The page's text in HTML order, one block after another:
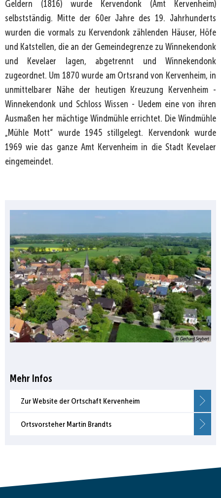
Geldern (1816) wurde Kervendonk (Amt Kervenheim)
selbstständig. Mitte der 60er Jahre des 19. Jahrhunderts
wurden die vormals zu Kervendonk zählenden Häuser, Höfe
und Katstellen, die an der Gemeindegrenze zu Winnekendonk
und Kevelaer lagen, abgetrennt und Winnekendonk
zugeordnet. Um 1870 wurde am Ortsrand von Kervenheim, in
unmittelbarer Nähe der heutigen Kreuzung Kervenheim -
Winnekendonk und Schloss Wissen - Uedem eine von ihren
Ausmaßen her mächtige Windmühle errichtet. Die Windmühle
„Mühle Mott“ wurde 1945 stillgelegt. Kervendonk wurde
1969 wie das ganze Amt Kervenheim in die Stadt Kevelaer
eingemeindet.
© Gerhard Seybert
Mehr Infos
Zur Website der Ortschaft Kervenheim
Ortsvorsteher Martin Brandts